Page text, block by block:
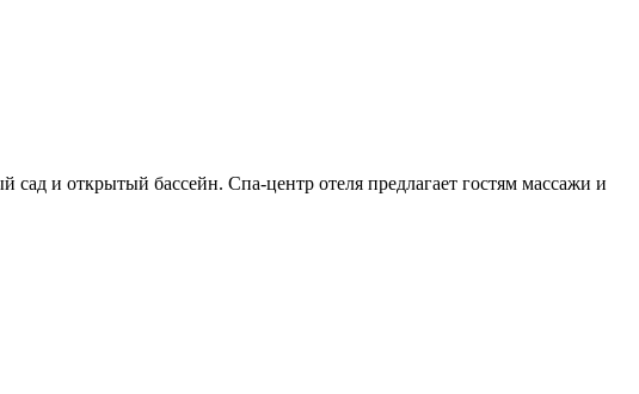
и открытый бассейн. Спа-центр отеля предлагает гостям массажи и